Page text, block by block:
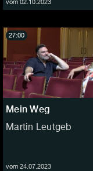
vom 02.10.2023
Mein Weg
Martin Leutgeb
vom 24.07.2023
27:00